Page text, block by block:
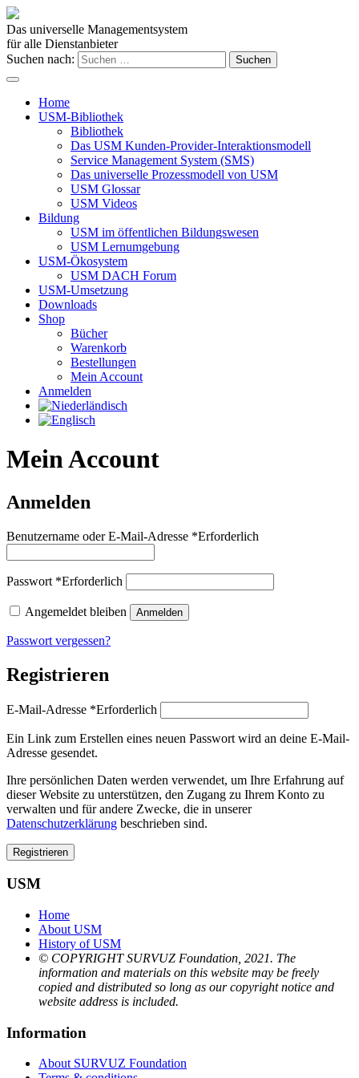
Das universelle Managementsystem
für alle Dienstanbieter
Suchen nach:
Home
USM-Bibliothek
Bibliothek
Das USM Kunden-Provider-Interaktionsmodell
Service Management System (SMS)
Das universelle Prozessmodell von USM
USM Glossar
USM Videos
Bildung
USM im öffentlichen Bildungswesen
USM Lernumgebung
USM-Ökosystem
USM DACH Forum
USM-Umsetzung
Downloads
Shop
Bücher
Warenkorb
Bestellungen
Mein Account
Anmelden
Mein Account
Anmelden
Benutzername oder E-Mail-Adresse *Erforderlich
Passwort *Erforderlich
Angemeldet bleiben Anmelden
Passwort vergessen?
Registrieren
E-Mail-Adresse *Erforderlich
Ein Link zum Erstellen eines neuen Passwort wird an deine E-Mail-
Adresse gesendet.
Ihre persönlichen Daten werden verwendet, um Ihre Erfahrung auf
dieser Website zu unterstützen, den Zugang zu Ihrem Konto zu
verwalten und für andere Zwecke, die in unserer
Datenschutzerklärung beschrieben sind.
Registrieren
USM
Home
About USM
History of USM
© COPYRIGHT SURVUZ Foundation, 2021. The
information and materials on this website may be freely
copied and distributed so long as our copyright notice and
website address is included.
Information
About SURVUZ Foundation